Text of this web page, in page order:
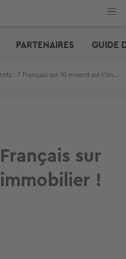
PARTENAIRES GUIDE
: 7 Français sur 10 misent sur l'immobilier !
sur
!